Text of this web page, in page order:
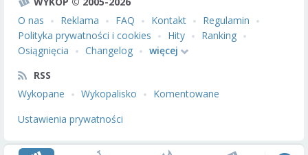
O nas
Reklama FAQ Kontakt
Regulamin
Polityka prywatności i cookies
Hity
Ranking
Osiągnięcia
Changelog
więcej
RSS
Wykopane
Wykopalisko
Komentowane
Ustawienia prywatności